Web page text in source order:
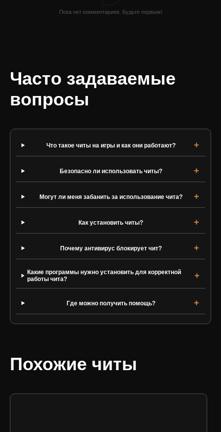
Пока нет комментариев. Будьте первым!
Часто задаваемые
вопросы
Что такое читы на игры и как они работают?
Безопасно ли использовать читы?
Могут ли меня забанить за использование чита?
Как установить читы?
Почему антивирус блокирует чит?
Какие программы нужно установить для корректной
работы чита?
Где можно получить помощь?
Похожие читы